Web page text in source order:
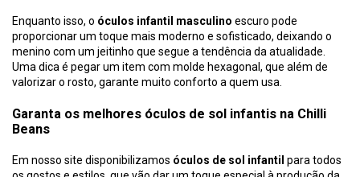
Enquanto isso, o óculos infantil masculino escuro pode
proporcionar um toque mais moderno e sofisticado, deixando o
menino com um jeitinho que segue a tendência da atualidade.
Uma dica é pegar um item com molde hexagonal, que além de
valorizar o rosto, garante muito conforto a quem usa.
Garanta os melhores óculos de sol infantis na Chilli
Beans
Em nosso site disponibilizamos óculos de sol infantil para todos